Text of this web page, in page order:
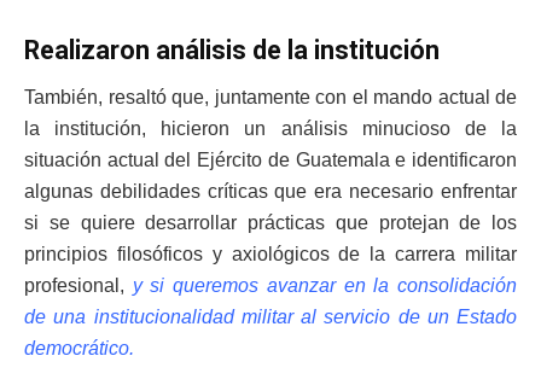
Realizaron análisis de la institución
También, resaltó que, juntamente con el mando actual de
la institución, hicieron un análisis minucioso de la
situación actual del Ejército de Guatemala e identificaron
algunas debilidades críticas que era necesario enfrentar
si se quiere desarrollar prácticas que protejan de los
principios filosóficos y axiológicos de la carrera militar
profesional, y si queremos avanzar en la consolidación
de una institucionalidad militar al servicio de un Estado
democrático.